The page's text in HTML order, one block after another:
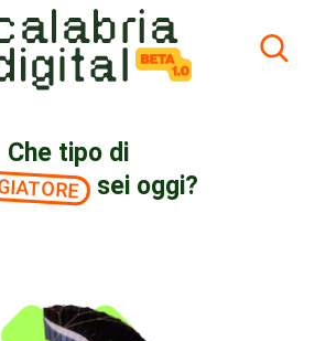
Che tipo di
sei oggi?